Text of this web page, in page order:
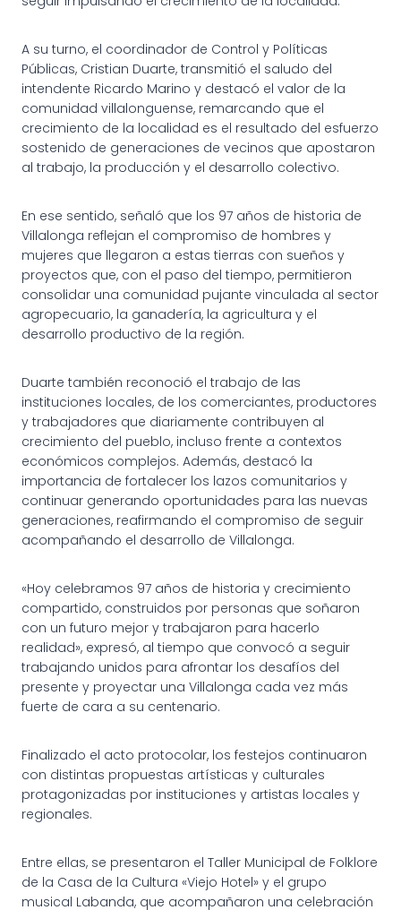
A su turno, el coordinador de Control y Políticas
Públicas, Cristian Duarte, transmitió el saludo del
intendente Ricardo Marino y destacó el valor de la
comunidad villalonguense, remarcando que el
crecimiento de la localidad es el resultado del esfuerzo
sostenido de generaciones de vecinos que apostaron
al trabajo, la producción y el desarrollo colectivo.
En ese sentido, señaló que los 97 años de historia de
Villalonga reflejan el compromiso de hombres y
mujeres que llegaron a estas tierras con sueños y
proyectos que, con el paso del tiempo, permitieron
consolidar una comunidad pujante vinculada al sector
agropecuario, la ganadería, la agricultura y el
desarrollo productivo de la región.
Duarte también reconoció el trabajo de las
instituciones locales, de los comerciantes, productores
y trabajadores que diariamente contribuyen al
crecimiento del pueblo, incluso frente a contextos
económicos complejos. Además, destacó la
importancia de fortalecer los lazos comunitarios y
continuar generando oportunidades para las nuevas
generaciones, reafirmando el compromiso de seguir
acompañando el desarrollo de Villalonga.
«Hoy celebramos 97 años de historia y crecimiento
compartido, construidos por personas que soñaron
con un futuro mejor y trabajaron para hacerlo
realidad», expresó, al tiempo que convocó a seguir
trabajando unidos para afrontar los desafíos del
presente y proyectar una Villalonga cada vez más
fuerte de cara a su centenario.
Finalizado el acto protocolar, los festejos continuaron
con distintas propuestas artísticas y culturales
protagonizadas por instituciones y artistas locales y
regionales.
Entre ellas, se presentaron el Taller Municipal de Folklore
de la Casa de la Cultura «Viejo Hotel» y el grupo
musical Labanda, que acompañaron una celebración